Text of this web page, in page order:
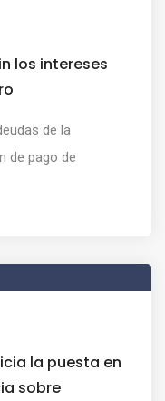
los intereses
de la
de pago de
la puesta en
sobre